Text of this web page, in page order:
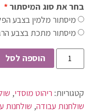
בחר את סוג המיסתור
מיסתור מלמין בצבע
מיסתור מתכת בצבע
הוספה לסל
קטגוריות: ריהוט מוסדי,
שולחנות עבודה, שולחנות